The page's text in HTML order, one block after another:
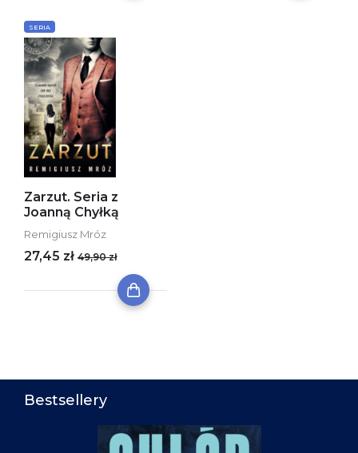
SERIA
Zarzut. Seria z
Joanną Chyłką
Remigiusz Mróz
27,45 zł 49,90 zł
Bestsellery